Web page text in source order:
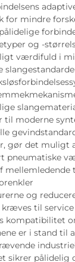
for mindre
og -
værdifuld i
moderne
gør det muligt
pneumatiske
mellemledende
og
til
kompatibilitet
er i stand til
sikrer pålidelig